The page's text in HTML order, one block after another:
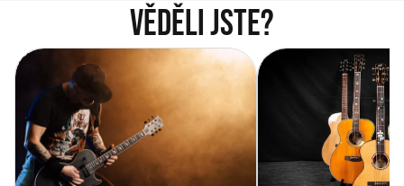
Věděli jste?
Vítejte na novém e-shopu Music
City
Jak vybrat